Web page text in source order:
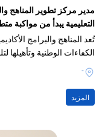
مدير مركز تطوير المناهج
التعليمية يبدأ من مواكبة
تُعد المناهج والبرامج
الكفاءات الوطنية وتأهيلها
-
المزيد